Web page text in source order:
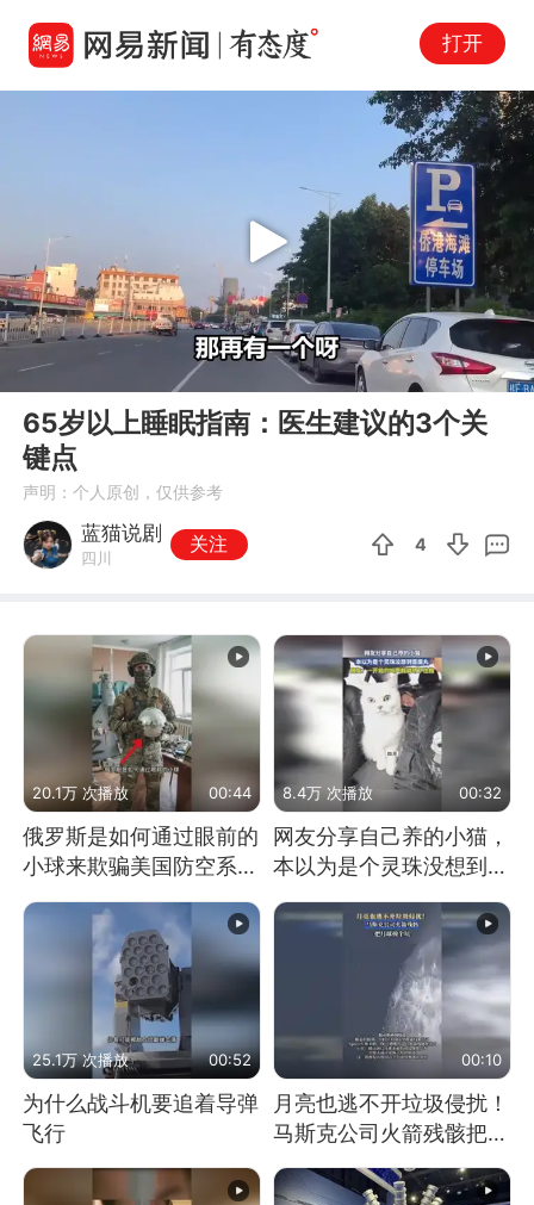
打开
00:00 04:54
Play
65岁以上睡眠指南：医生建议的3个关
键点
声明：个人原创，仅供参考
蓝猫说剧
四川
关注 4
20.1万 次播放 00:44
俄罗斯是如何通过眼前的
小球来欺骗美国防空系统
8.4万 次播放 00:32
网友分享自己养的小猫，
本以为是个灵珠没想到是
25.1万 次播放 00:52
为什么战斗机要追着导弹
飞行
00:10
月亮也逃不开垃圾侵扰！
马斯克公司火箭残骸把月
球撞个坑